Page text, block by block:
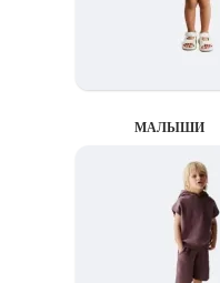
МАЛЫШИ